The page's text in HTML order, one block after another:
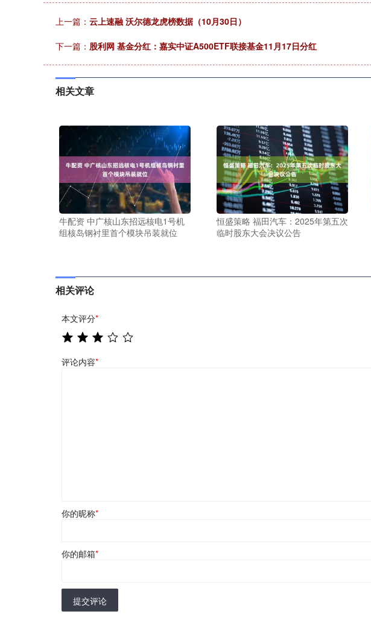
上一篇： 云上速融 沃尔德龙虎榜数据（10月30日）
下一篇： 股利网 基金分红：嘉实中证A500ETF联接基金11月17日分红
相关文章
牛配资 中广核山东招远核电1号机
组核岛钢衬里首个模块吊装就位
恒盛策略 福田汽车：2025年第五次
临时股东大会决议公告
相关评论
本文评分*
评论内容*
你的昵称*
你的邮箱*
提交评论